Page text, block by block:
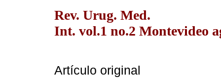
Rev. Urug. Med.
Int. vol.1 no.2 Montevideo
Artículo original